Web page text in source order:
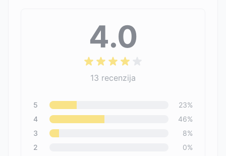
4.0
13 recenzija
5 23%
4
46%
3
8%
2
0%